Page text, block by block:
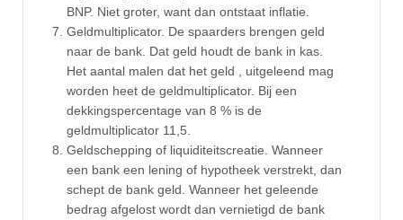
BNP. Niet groter, want dan ontstaat inflatie.
Geldmultiplicator. De spaarders brengen geld
naar de bank. Dat geld houdt de bank in kas.
Het aantal malen dat het geld , uitgeleend mag
worden heet de geldmultiplicator. Bij een
dekkingspercentage van 8 % is de
geldmultiplicator 11,5.
Geldschepping of liquiditeitscreatie. Wanneer
een bank een lening of hypotheek verstrekt, dan
schept de bank geld. Wanneer het geleende
bedrag afgelost wordt dan vernietigd de bank